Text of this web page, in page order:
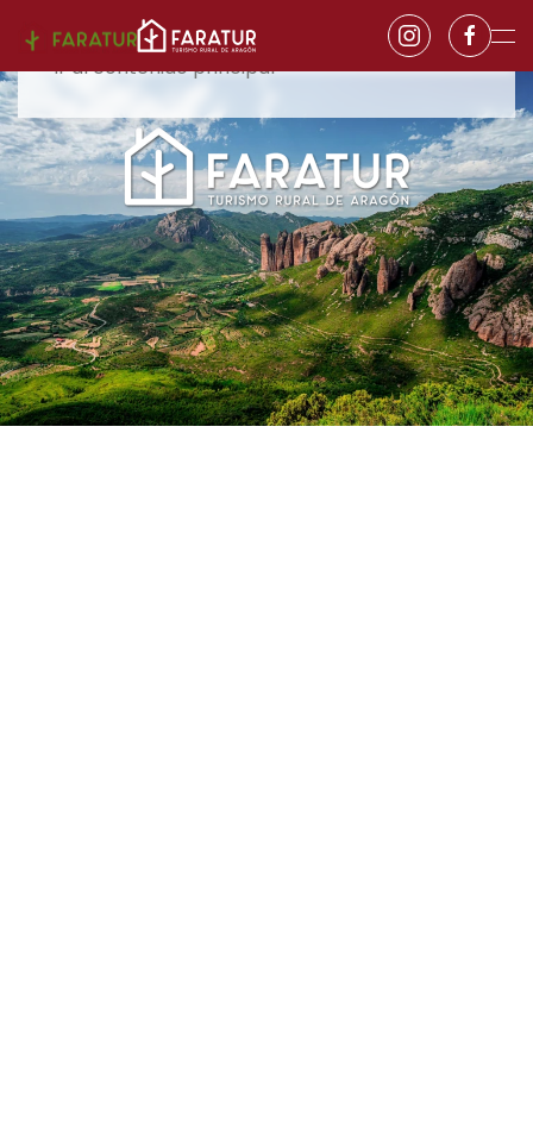
Ir al contenido principal